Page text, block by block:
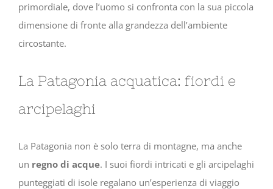
primordiale, dove l’uomo si confronta con la sua piccola
dimensione di fronte alla grandezza dell’ambiente
circostante.
La Patagonia acquatica: fiordi e
arcipelaghi
La Patagonia non è solo terra di montagne, ma anche
un regno di acque. I suoi fiordi intricati e gli arcipelaghi
punteggiati di isole regalano un’esperienza di viaggio